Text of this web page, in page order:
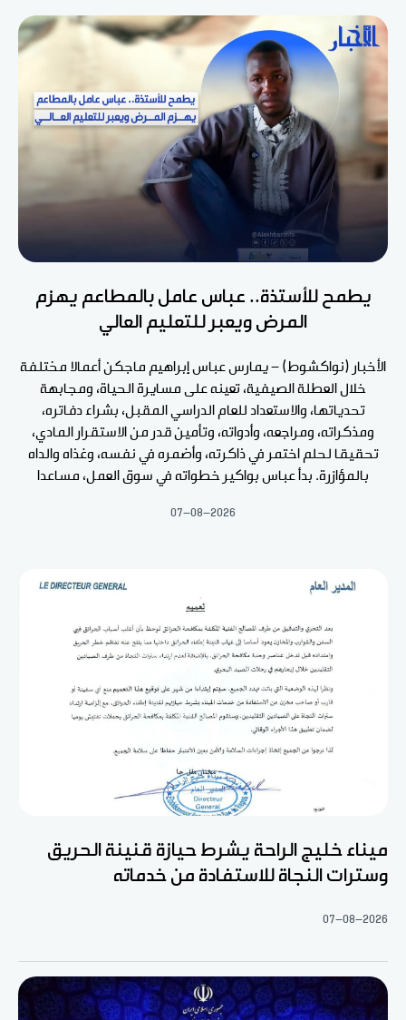
ميناء خليج الراحة يشرط حيازة قنينة الحريق
وسترات النجاة للاستفادة من خدماته
07-08-2026
يطمح للأستذة.. عباس عامل بالمطاعم يهزم
المرض ويعبر للتعليم العالي
الأخبار (نواكشوط) - يمارس عباس إبراهيم ماجكن أعمالا مختلفة
خلال العطلة الصيفية، تعينه على مسايرة الحياة، ومجابهة
تحدياتها، والاستعداد للعام الدراسي المقبل، بشراء دفاتره،
ومذكراته، ومراجعه، وأدواته، وتأمين قدر من الاستقرار المادي،
تحقيقا لحلم اختمر في ذاكرته، وأضمره في نفسه، وغذاه والداه
بالمؤازرة. بدأ عباس بواكير خطواته في سوق العمل، مساعدا
07-08-2026